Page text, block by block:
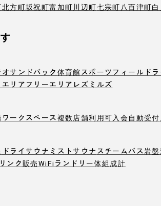
北方町坂祝町富加町川辺町七宗町 八百津町
サンドバック 体育館スポーツフィールド
リア フリーエリア レズミルズ
ワークスペース複数店舗利用可入会自動受付
ドライサウナ ミストサウナ スチームバス岩
ンク販売WiFi ランドリー体組成計